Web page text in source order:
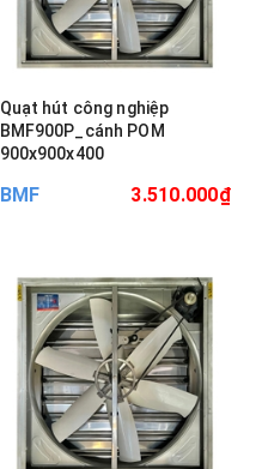
Quạt hút công nghiệp
BMF900P_cánh POM
900x900x400
BMF 3.510.000₫